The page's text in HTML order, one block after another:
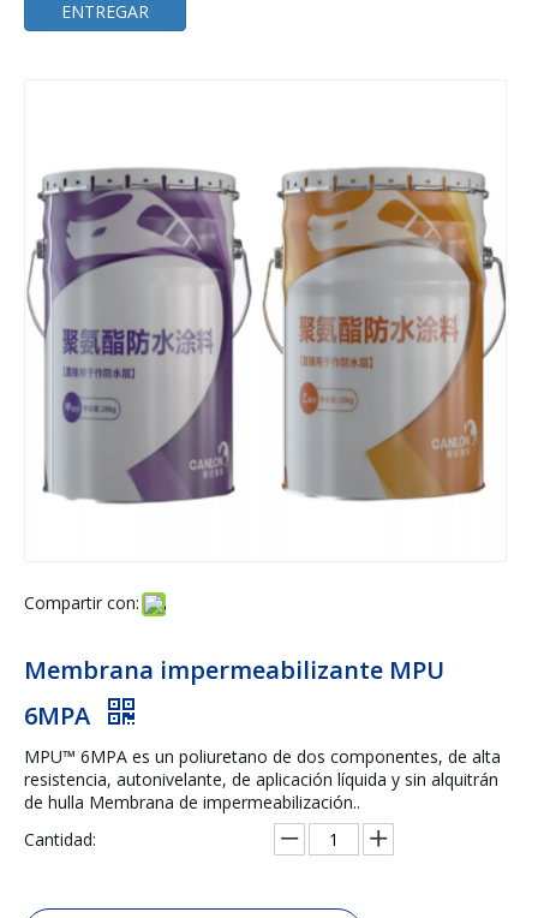
ENTREGAR
Compartir con:
Membrana impermeabilizante MPU
6MPA
MPU™ 6MPA es un poliuretano de dos componentes, de alta
resistencia, autonivelante, de aplicación líquida y sin alquitrán
de hulla Membrana de impermeabilización..
Cantidad: